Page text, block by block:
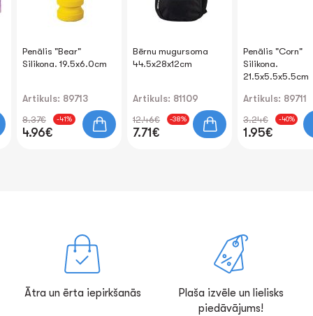
Penālis "Bear"
Silikona. 19.5x6.0cm
Artikuls: 89713
8.37€ -41%
4.96€
Bērnu mugursoma
44.5x28x12cm
Artikuls: 81109
12.46€ -38%
7.71€
Penālis "Corn"
Silikona.
21.5x5.5x5.5cm
Artikuls: 89711
3.24€ -40%
1.95€
Ātra un ērta iepirkšanās
Plaša izvēle un lielisks
piedāvājums!